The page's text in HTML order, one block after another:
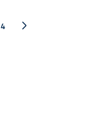
4
Pagina successiva